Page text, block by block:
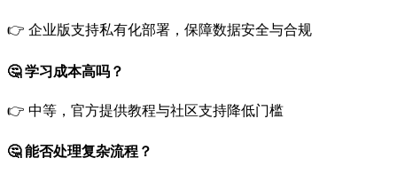
👉 企业版支持私有化部署，保障数据安全与合规
🤔 学习成本高吗？
👉 中等，官方提供教程与社区支持降低门槛
🤔 能否处理复杂流程？